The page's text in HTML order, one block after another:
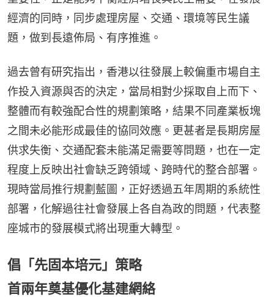
經濟的同時，同步處理房屋、交通、環境等民生議
題，做到長遠佈局、有序推進。
過去曾有研究指出，香港以往發展上較偏重市場自主
作投入資源與否的決定，當局相對少採取自上而下、
整體而有較強配合性的規劃策略，結果不同產業板塊
之間未必能形成最佳的協同效應。更甚者是長期房屋
供求失衡、交通配套未能滿足需要等問題，也在一定
程度上反映出社會缺乏跨領域、跨時代的整合部署。
現時當局推行規劃藍圖，正好透過五年周期的系統性
部署，化解過往社會發展上各自為政的問題，代表整
座城市的發展模式將出現重大轉型。
倡「先固本培元」策略
首兩年奠基優化基建網絡